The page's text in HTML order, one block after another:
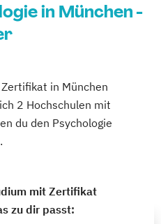
in München -
in München
2 Hochschulen mit
du den Psychologie
mit Zertifikat
zu dir passt: